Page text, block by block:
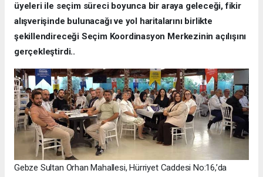
üyeleri ile seçim süreci boyunca bir araya geleceği, fikir
alışverişinde bulunacağı ve yol haritalarını birlikte
şekillendireceği Seçim Koordinasyon Merkezinin açılışını
gerçekleştirdi..
Gebze Sultan Orhan Mahallesi, Hürriyet Caddesi No:16,’da